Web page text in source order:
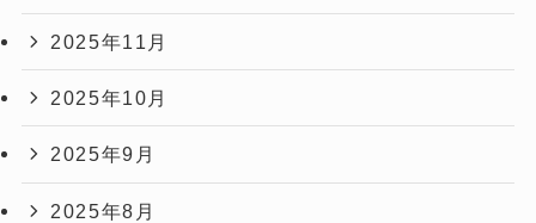
2025年11月
2025年10月
2025年9月
2025年8月